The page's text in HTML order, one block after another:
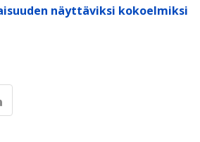
näyttäviksi kokoelmiksi